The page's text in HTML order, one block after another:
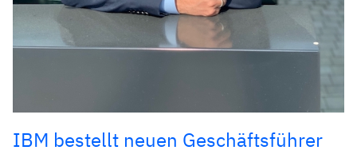
IBM bestellt neuen Geschäftsführer